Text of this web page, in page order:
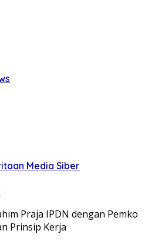
Media Siber
Praja IPDN dengan Pemko
Prinsip Kerja